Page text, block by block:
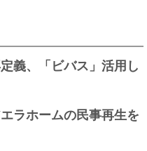
義、「ビバス」活用し
ラホームの民事再生を